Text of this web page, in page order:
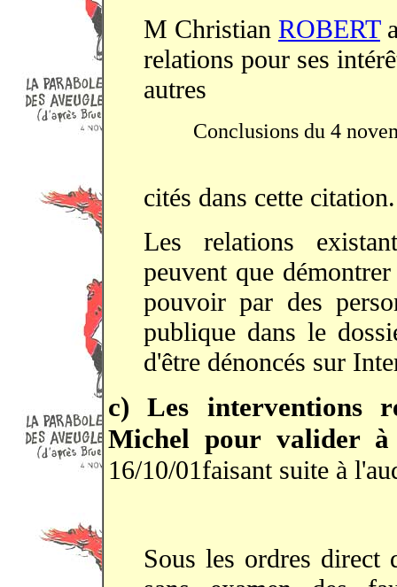
M Christian ROBERT
relations pour ses
autres
Conclusions du 4
cités dans cette citation.
Les relations
peuvent que
pouvoir par des
publique dans le
d'être dénoncés sur
c) Les interventions
Michel pour valider
16/10/01faisant suite à
Sous les ordres direct